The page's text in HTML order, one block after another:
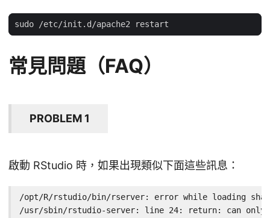
常見問題（FAQ）
PROBLEM 1
啟動 RStudio 時，如果出現類似下面這些訊息：
/opt/R/rstudio/bin/rserver: error while loading
/usr/sbin/rstudio-server: line 24: return: can